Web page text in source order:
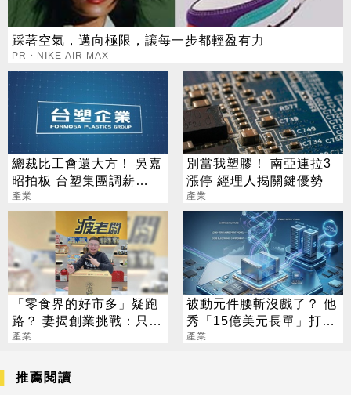
踩著空氣，邁向極限，讓每一步都輕盈有力
PR・NIKE AIR MAX
總裁比工會還大方！ 吳嘉
昭拍板 台塑集團調薪
4.5%
產業
別當我塑膠！ 南亞連拉3
漲停 經理人揭關鍵優勢
產業
「零食界的好市多」疑跑
路？ 妻揭創業挑戰：只能
咬牙撐住
產業
被動元件腰斬沒戲了？ 他
秀「15億美元長單」打臉
熊市
產業
推薦閱讀